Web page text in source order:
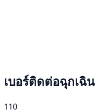
เบอร์ติดต่อฉุกเฉิน
110